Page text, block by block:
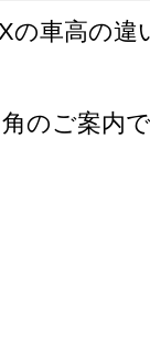
の車高の
のご案内